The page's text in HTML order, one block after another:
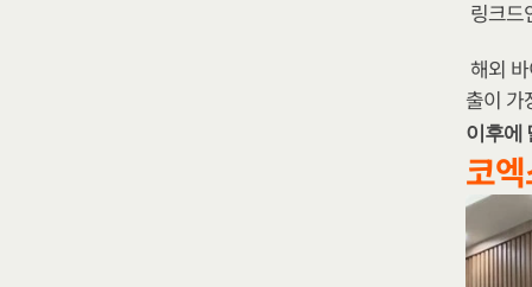
링크드
해외
출이 가
이후에
코